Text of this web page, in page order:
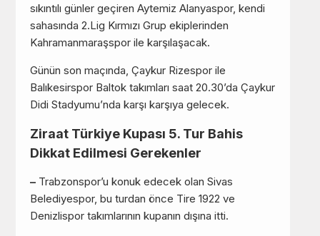
sıkıntılı günler geçiren Aytemiz Alanyaspor, kendi
sahasında 2.Lig Kırmızı Grup ekiplerinden
Kahramanmaraşspor ile karşılaşacak.
Günün son maçında, Çaykur Rizespor ile
Balıkesirspor Baltok takımları saat 20.30’da Çaykur
Didi Stadyumu’nda karşı karşıya gelecek.
Ziraat Türkiye Kupası 5. Tur Bahis
Dikkat Edilmesi Gerekenler
–Trabzonspor’u konuk edecek olan Sivas
Belediyespor, bu turdan önce Tire 1922 ve
Denizlispor takımlarının kupanın dışına itti.